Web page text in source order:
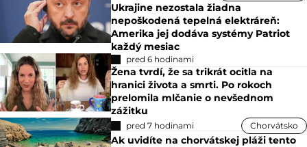
Ukrajine nezostala žiadna
nepoškodená tepelná elektráreň:
Amerika jej dodáva systémy Patriot
každý mesiac
pred 6 hodinami
Žena tvrdí, že sa trikrát ocitla na
hranici života a smrti. Po rokoch
prelomila mlčanie o nevšednom
zážitku
pred 7 hodinami Chorvátsko
Ak uvidíte na chorvátskej pláži tento